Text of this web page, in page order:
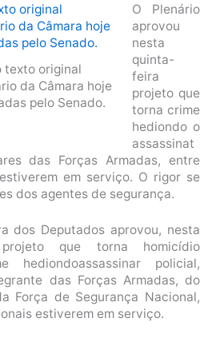
texto original
da Câmara hoje
pelo Senado.
O Plenário
aprovou
nesta
quinta-
feira
projeto que
torna crime
hediondo o
assassinat
das Forças Armadas, entre
em serviço. O rigor se
dos agentes de segurança.
dos Deputados aprovou, nesta
que torna homicídio
hediondoassassinar policial,
das Forças Armadas, do
Força de Segurança Nacional,
estiverem em serviço.